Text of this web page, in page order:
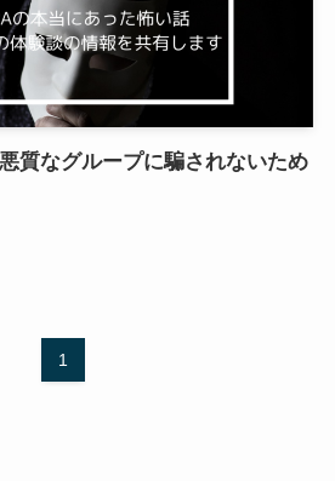
質なグループに騙されないため
1